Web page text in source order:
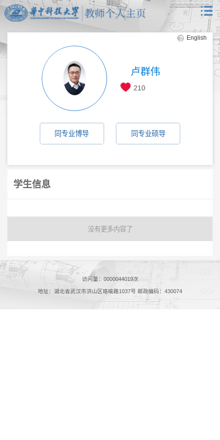
English
卢群伟
210
同专业博导 同专业硕导
学生信息
没有更多内容了
访问量： 0000044019次
地址：湖北省武汉市洪山区珞喻路1037号 邮政编码：430074